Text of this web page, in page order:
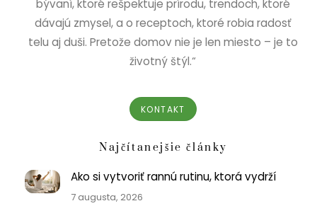
bývaní, ktoré rešpektuje prírodu, trendoch, ktoré
dávajú zmysel, a o receptoch, ktoré robia radosť
telu aj duši. Pretože domov nie je len miesto – je to
životný štýl.“
KONTAKT
Najčítanejšie články
Ako si vytvoriť rannú rutinu, ktorá vydrží
7 augusta, 2026